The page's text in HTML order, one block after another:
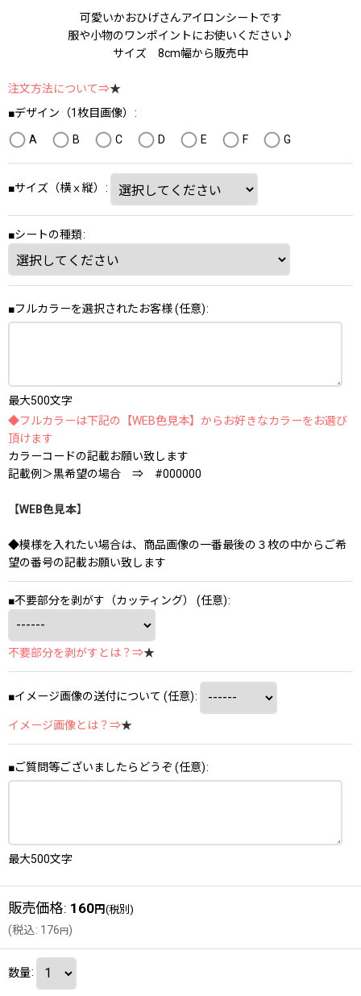
可愛いかおひげさんアイロンシートです
服や小物のワンポイントにお使いください♪
サイズ 8cm幅から販売中
注文方法について⇒★
■デザイン（1枚目画像） :
A B C D E F G
■サイズ（横ⅹ縦） :
■シートの種類:
■フルカラーを選択されたお客様(任意):
最大500文字
◆フルカラーは下記の【WEB色見本】からお好きなカラーをお選び
頂けます
カラーコードの記載お願い致します
記載例＞黒希望の場合 ⇒ #000000
【WEB色見本】
◆模様を入れたい場合は、商品画像の一番最後の３枚の中からご希
望の番号の記載お願い致します
■不要部分を剥がす（カッティング） (任意):
不要部分を剥がすとは？⇒★
■イメージ画像の送付について (任意):
イメージ画像とは？⇒★
■ご質問等ございましたらどうぞ (任意):
最大500文字
販売価格: 160円 (税別)
(税込: 176円)
数量: